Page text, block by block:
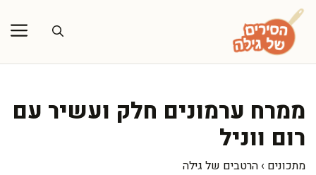
לדלג
לתוכן
ממרח ערמונים חלק ועשיר עם
רום ווניל
מתכונים › הרטבים של גילה